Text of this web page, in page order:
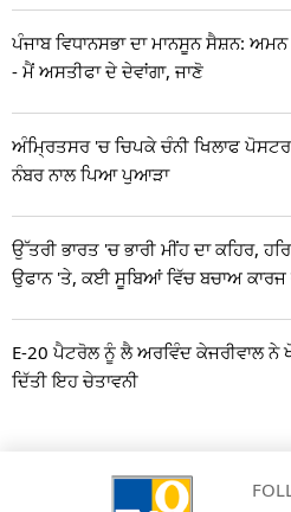
ਪੰਜਾਬ ਵਿਧਾਨਸਭਾ ਦਾ ਮਾਨਸੂਨ ਸੈਸ਼ਨ:
- ਮੈਂ ਅਸਤੀਫਾ ਦੇ ਦੇਵਾਂਗਾ, ਜਾਣੋ
ਅੰਮ੍ਰਿਤਸਰ 'ਚ ਚਿਪਕੇ ਚੰਨੀ ਖਿਲਾਫ
ਨੰਬਰ ਨਾਲ ਪਿਆ ਪੁਆੜਾ
ਉੱਤਰੀ ਭਾਰਤ 'ਚ ਭਾਰੀ ਮੀਂਹ ਦਾ ਕਹਿਰ,
ਉਫਾਨ 'ਤੇ, ਕਈ ਸੂਬਿਆਂ ਵਿੱਚ ਬਚਾਅ ਕਾਰਜ
E-20 ਪੈਟਰੋਲ ਨੂੰ ਲੈ ਅਰਵਿੰਦ ਕੇਜਰੀਵਾਲ ਨੇ
ਦਿੱਤੀ ਇਹ ਚੇਤਾਵਨੀ